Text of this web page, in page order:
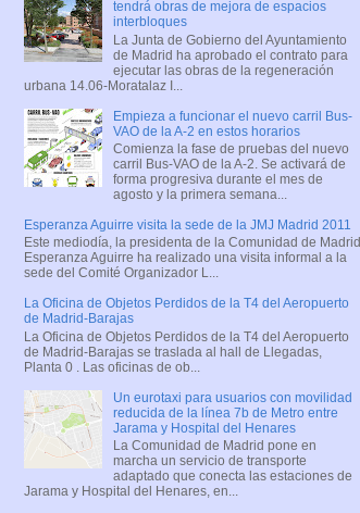
tendrá obras de mejora de espacios
interbloques
La Junta de Gobierno del Ayuntamiento
de Madrid ha aprobado el contrato para
ejecutar las obras de la regeneración
urbana 14.06-Moratalaz I...
Empieza a funcionar el nuevo carril Bus-
VAO de la A-2 en estos horarios
Comienza la fase de pruebas del nuevo
carril Bus-VAO de la A-2. Se activará de
forma progresiva durante el mes de
agosto y la primera semana...
Esperanza Aguirre visita la sede de la JMJ Madrid 2011
Este mediodía, la presidenta de la Comunidad de Madrid
Esperanza Aguirre ha realizado una visita informal a la
sede del Comité Organizador L...
La Oficina de Objetos Perdidos de la T4 del Aeropuerto
de Madrid-Barajas
La Oficina de Objetos Perdidos de la T4 del Aeropuerto
de Madrid-Barajas se traslada al hall de Llegadas,
Planta 0 . Las oficinas de ob...
Un eurotaxi para usuarios con movilidad
reducida de la línea 7b de Metro entre
Jarama y Hospital del Henares
La Comunidad de Madrid pone en
marcha un servicio de transporte
adaptado que conecta las estaciones de
Jarama y Hospital del Henares, en...